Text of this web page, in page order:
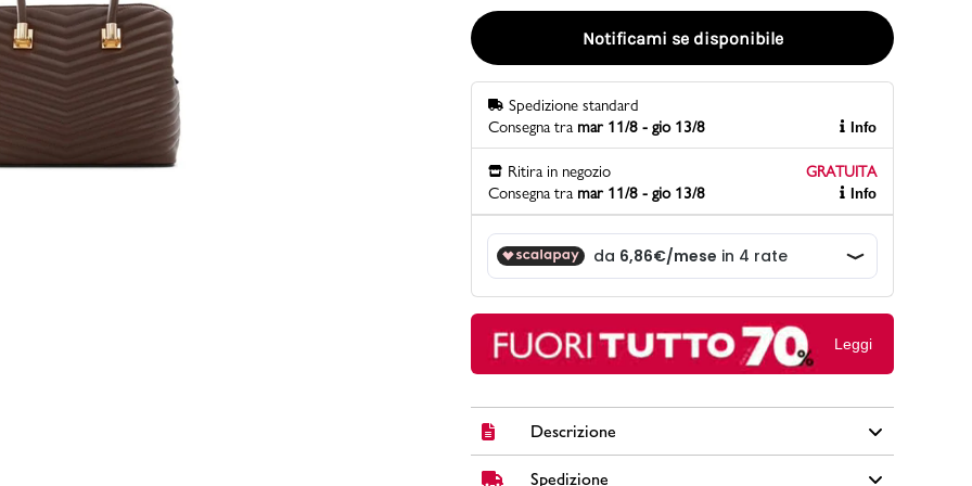
Scopri di più
la guida
Back to School 2026: la guida definitiva per il
rientro a scuola
PittaRosso
Gioco della scarpa al matrimonio e idee
divertenti con le calzature
Notificami se disponibile
Spedizione standard
Consegna tra mar 11/8 - gio 13/8 Info
Ritira in negozio
GRATUITA
Consegna tra mar 11/8 - gio 13/8 Info
Leggi
Descrizione
Spedizione